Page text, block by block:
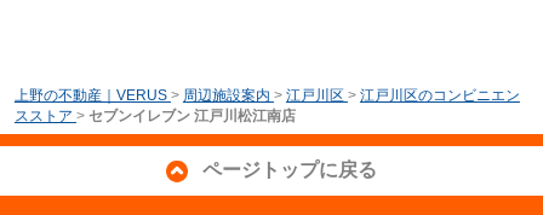
上野の不動産｜VERUS > 周辺施設案内 > 江戸川区 > 江戸川区のコンビニエン
スストア > セブンイレブン 江戸川松江南店
ページトップに戻る